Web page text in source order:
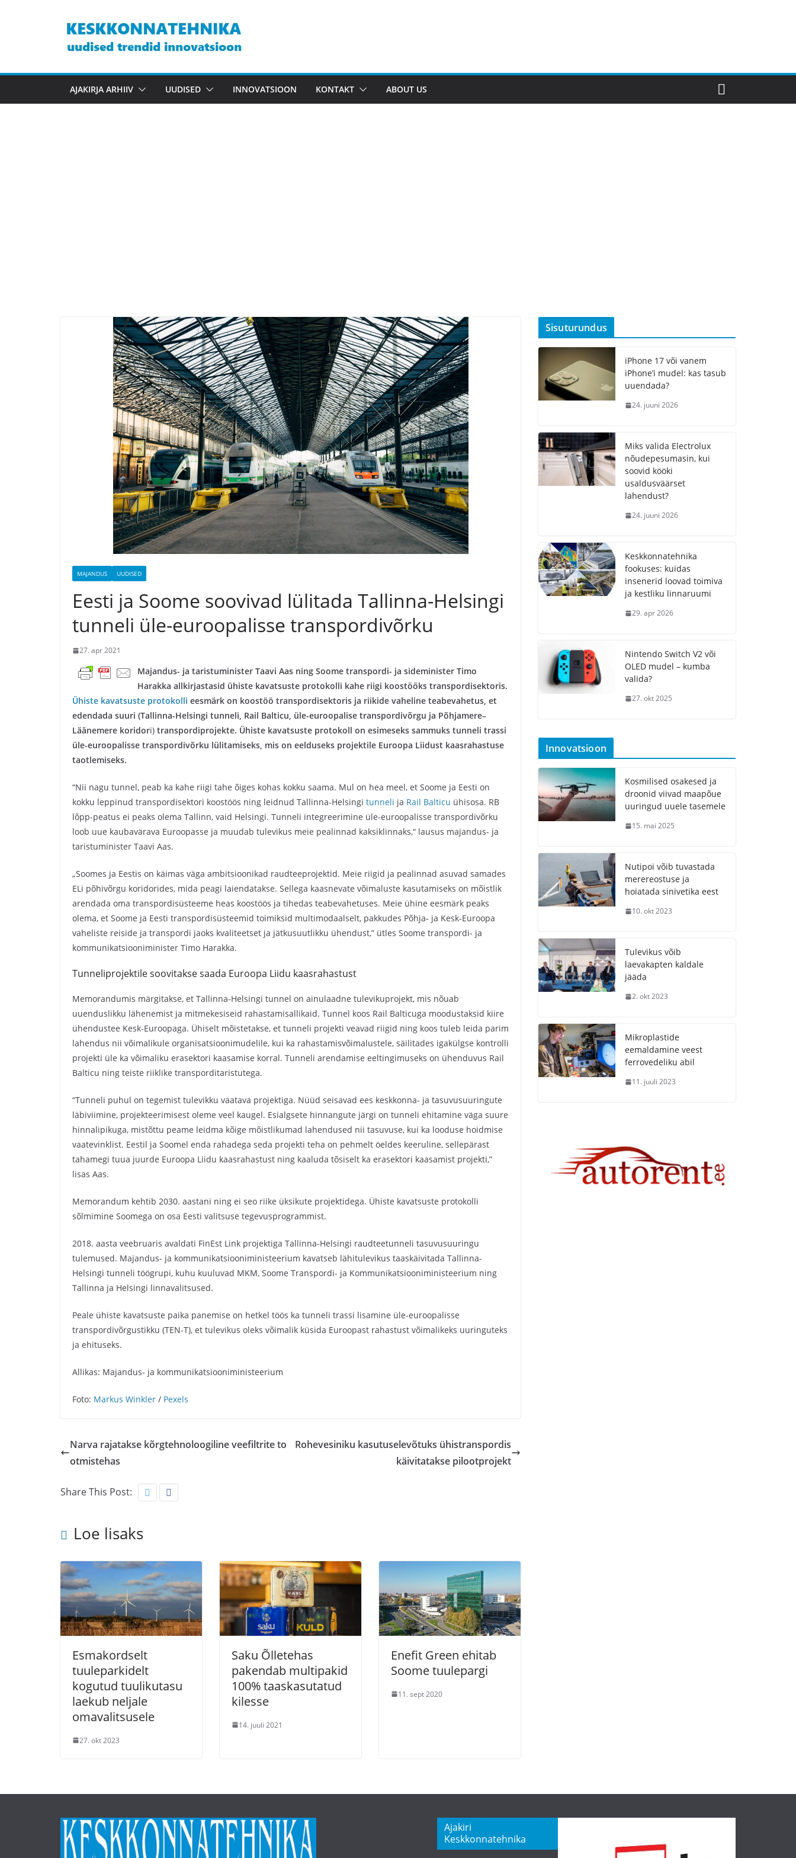
AJAKIRJA ARHIIV UUDISED INNOVATSIOON KONTAKT ABOUT US
MAJANDUS UUDISED
Eesti ja Soome soovivad lülitada Tallinna-Helsingi
tunneli üle-euroopalisse transpordivõrku
27. apr 2021
Majandus- ja taristuminister Taavi Aas ning Soome transpordi- ja sideminister Timo
Harakka allkirjastasid ühiste kavatsuste protokolli kahe riigi koostööks transpordisektoris.
Ühiste kavatsuste protokolli eesmärk on koostöö transpordisektoris ja riikide vaheline teabevahetus, et
edendada suuri (Tallinna-Helsingi tunneli, Rail Balticu, üle-euroopalise transpordivõrgu ja Põhjamere–
Läänemere koridori) transpordiprojekte. Ühiste kavatsuste protokoll on esimeseks sammuks tunneli trassi
üle-euroopalisse transpordivõrku lülitamiseks, mis on eelduseks projektile Euroopa Liidust kaasrahastuse
taotlemiseks.
“Nii nagu tunnel, peab ka kahe riigi tahe õiges kohas kokku saama. Mul on hea meel, et Soome ja Eesti on
kokku leppinud transpordisektori koostöös ning leidnud Tallinna-Helsingi tunneli ja Rail Balticu ühisosa. RB
lõpp-peatus ei peaks olema Tallinn, vaid Helsingi. Tunneli integreerimine üle-euroopalisse transpordivõrku
loob uue kaubavärava Euroopasse ja muudab tulevikus meie pealinnad kaksiklinnaks,“ lausus majandus- ja
taristuminister Taavi Aas.
„Soomes ja Eestis on käimas väga ambitsioonikad raudteeprojektid. Meie riigid ja pealinnad asuvad samades
ELi põhivõrgu koridorides, mida peagi laiendatakse. Sellega kaasnevate võimaluste kasutamiseks on mõistlik
arendada oma transpordisüsteeme heas koostöös ja tihedas teabevahetuses. Meie ühine eesmärk peaks
olema, et Soome ja Eesti transpordisüsteemid toimiksid multimodaalselt, pakkudes Põhja- ja Kesk-Euroopa
vaheliste reiside ja transpordi jaoks kvaliteetset ja jätkusuutlikku ühendust,” ütles Soome transpordi- ja
kommunikatsiooniminister Timo Harakka.
Tunneliprojektile soovitakse saada Euroopa Liidu kaasrahastust
Memorandumis märgitakse, et Tallinna-Helsingi tunnel on ainulaadne tulevikuprojekt, mis nõuab
uuenduslikku lähenemist ja mitmekesiseid rahastamisallikaid. Tunnel koos Rail Balticuga moodustaksid kiire
ühendustee Kesk-Euroopaga. Ühiselt mõistetakse, et tunneli projekti veavad riigid ning koos tuleb leida parim
lahendus nii võimalikule organisatsioonimudelile, kui ka rahastamisvõimalustele, säilitades igakülgse kontrolli
projekti üle ka võimaliku erasektori kaasamise korral. Tunneli arendamise eeltingimuseks on ühenduvus Rail
Balticu ning teiste riiklike transporditaristutega.
“Tunneli puhul on tegemist tulevikku vaatava projektiga. Nüüd seisavad ees keskkonna- ja tasuvusuuringute
läbiviimine, projekteerimisest oleme veel kaugel. Esialgsete hinnangute järgi on tunneli ehitamine väga suure
hinnalipikuga, mistõttu peame leidma kõige mõistlikumad lahendused nii tasuvuse, kui ka looduse hoidmise
vaatevinklist. Eestil ja Soomel enda rahadega seda projekti teha on pehmelt öeldes keeruline, sellepärast
tahamegi tuua juurde Euroopa Liidu kaasrahastust ning kaaluda tõsiselt ka erasektori kaasamist projekti,”
lisas Aas.
Memorandum kehtib 2030. aastani ning ei seo riike üksikute projektidega. Ühiste kavatsuste protokolli
sõlmimine Soomega on osa Eesti valitsuse tegevusprogrammist.
2018. aasta veebruaris avaldati FinEst Link projektiga Tallinna-Helsingi raudteetunneli tasuvusuuringu
tulemused. Majandus- ja kommunikatsiooniministeerium kavatseb lähitulevikus taaskäivitada Tallinna-
Helsingi tunneli töögrupi, kuhu kuuluvad MKM, Soome Transpordi- ja Kommunikatsiooniministeerium ning
Tallinna ja Helsingi linnavalitsused.
Peale ühiste kavatsuste paika panemise on hetkel töös ka tunneli trassi lisamine üle-euroopalisse
transpordivõrgustikku (TEN-T), et tulevikus oleks võimalik küsida Euroopast rahastust võimalikeks uuringuteks
ja ehituseks.
Allikas: Majandus- ja kommunikatsiooniministeerium
Foto: Markus Winkler / Pexels
Narva rajatakse kõrgtehnoloogiline veefiltrite to
otmistehas
Rohevesiniku kasutuselevõtuks ühistranspordis
käivitatakse pilootprojekt
Share This Post:
Loe lisaks
Esmakordselt
tuuleparkidelt
kogutud tuulikutasu
laekub neljale
omavalitsusele
27. okt 2023
Saku Õlletehas
pakendab multipakid
100% taaskasutatud
kilesse
14. juuli 2021
Enefit Green ehitab
Soome tuulepargi
11. sept 2020
Sisuturundus
iPhone 17 või vanem
iPhone’i mudel: kas tasub
uuendada?
24. juuni 2026
Miks valida Electrolux
nõudepesumasin, kui
soovid kööki
usaldusväärset
lahendust?
24. juuni 2026
Keskkonnatehnika
fookuses: kuidas
insenerid loovad toimiva
ja kestliku linnaruumi
29. apr 2026
Nintendo Switch V2 või
OLED mudel – kumba
valida?
27. okt 2025
Innovatsioon
Kosmilised osakesed ja
droonid viivad maapõue
uuringud uuele tasemele
15. mai 2025
Nutipoi võib tuvastada
merereostuse ja
hoiatada sinivetika eest
10. okt 2023
Tulevikus võib
laevakapten kaldale
jääda
2. okt 2023
Mikroplastide
eemaldamine veest
ferrovedeliku abil
11. juuli 2023
Ajakiri
Keskkonnatehnika